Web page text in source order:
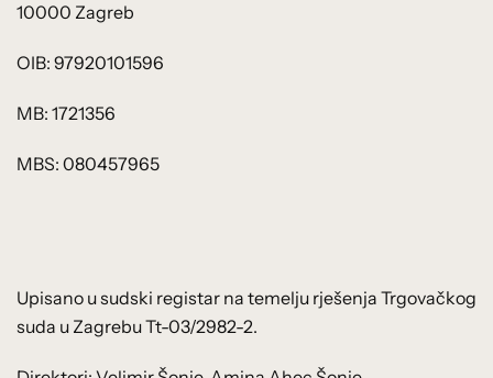
10000 Zagreb
OIB: 97920101596
MB: 1721356
MBS: 080457965
Upisano u sudski registar na temelju rješenja Trgovačkog
suda u Zagrebu Tt-03/2982-2.